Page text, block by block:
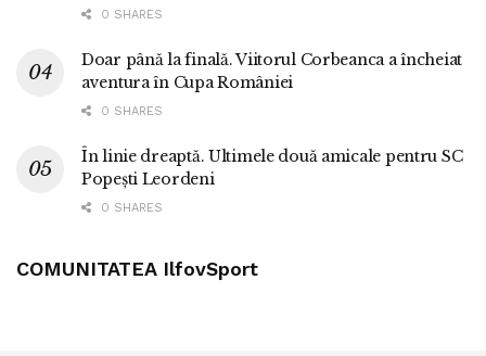
0 SHARES
Doar până la finală. Viitorul Corbeanca a încheiat
aventura în Cupa României
0 SHARES
În linie dreaptă. Ultimele două amicale pentru SC
Popești Leordeni
0 SHARES
COMUNITATEA IlfovSport